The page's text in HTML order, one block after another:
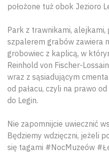
położone tuż obok Jezioro
Park z trawnikami,
szpalerem grabów zawiera
grobowiec z kaplicą, w
Reinhold von Fischer-
wraz z sąsiadującym
od pałacu, czyli na prawo
do Legin.
Nie zapomnijcie uwiecznić
Będziemy wdzięczni, jeżeli
się tagami #NocMuzeów